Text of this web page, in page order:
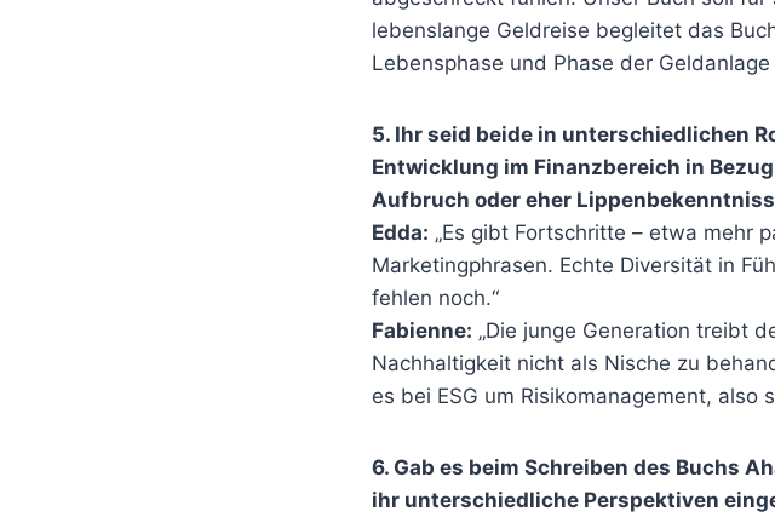
lebenslange Geldreise begleitet das
Lebensphase und Phase der
5. Ihr seid beide in unterschiedlichen
Entwicklung im Finanzbereich in
Aufbruch oder eher
Edda: „Es gibt Fortschritte – etwa mehr
Marketingphrasen. Echte Diversität in
fehlen noch.“
Fabienne: „Die junge Generation treibt
Nachhaltigkeit nicht als Nische zu
es bei ESG um Risikomanagement, also
6. Gab es beim Schreiben des Buchs
ihr unterschiedliche Perspektiven